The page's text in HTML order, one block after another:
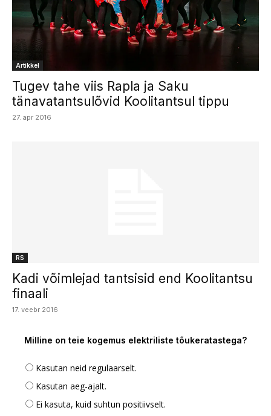
Artikkel
Tugev tahe viis Rapla ja Saku
tänavatantsulõvid Koolitantsul tippu
27. apr 2016
RS
Kadi võimlejad tantsisid end Koolitantsu
finaali
17. veebr 2016
Milline on teie kogemus elektriliste tõukeratastega?
Kasutan neid regulaarselt.
Kasutan aeg-ajalt.
Ei kasuta, kuid suhtun positiivselt.